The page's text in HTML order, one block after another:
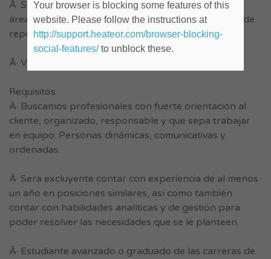
Â· Seguimiento interno y externo en lo referente a
áreas de marketing online, interpretación y análisis de
reportes.
Â· Visión Global del negocio.
Requisitos
Â· Buscamos profesionales con fuerte orientacion al
cliente, organizado, responsable y que sepa trabajar
en equipo. Personas dinámicas, comunicativas y
ordenadas.
Â· Sera excluyente contar con experiencia de al menos
un año en posiciones similares, así como también
contar con habilidades analíticas y de gestión para
poder resolver las necesidades que se le planteen.
Â· Estudiante avanzado o graduado de las carreras de
Your browser is blocking some features of this
website. Please follow the instructions at
http://support.heateor.com/browser-blocking-
social-features/to unblock these.